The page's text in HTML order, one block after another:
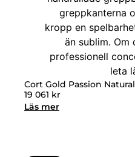
Cort Gold Passion Natural
19 061 kr
Läs mer